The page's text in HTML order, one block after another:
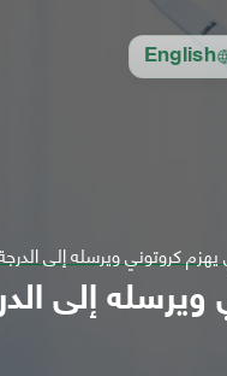
English
يهزم كروتوني ويرسله إلى الدرجة
إلى